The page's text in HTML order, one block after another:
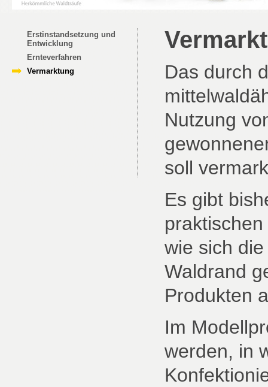
Erstinstandsetzung und
Entwicklung
Ernteverfahren
Vermarktung
Das durch
Nutzung
soll
Es gibt
wie sich
Waldrand
Produkten
Im
werden, in